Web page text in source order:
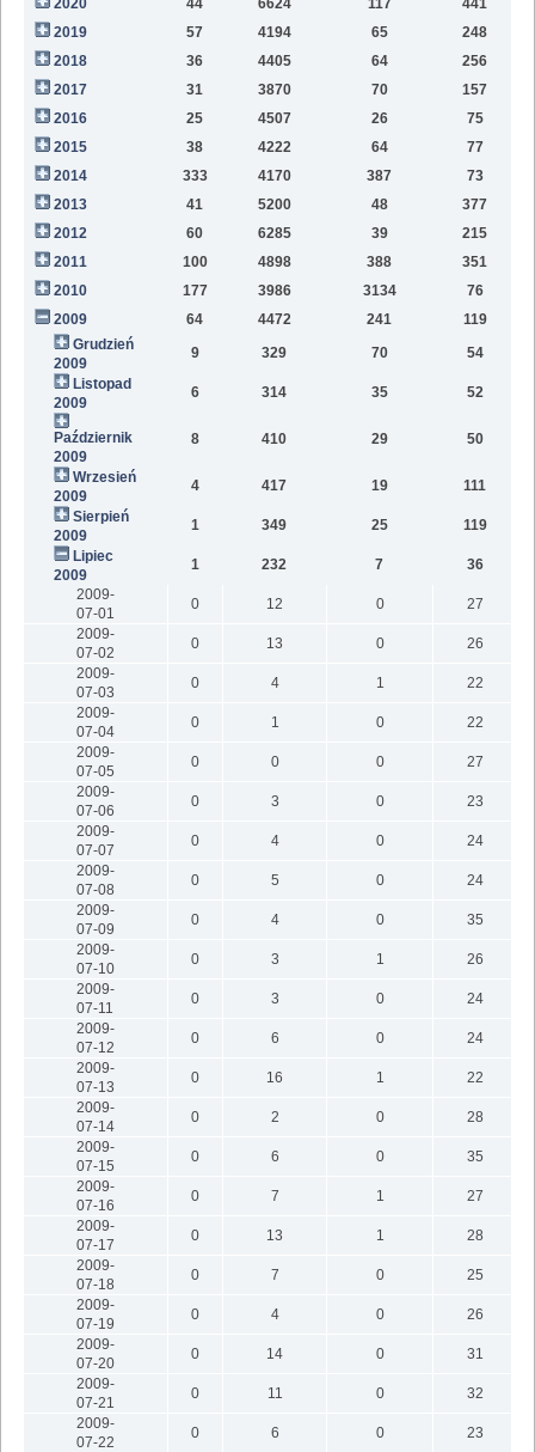
2019
57 4194 65 248
2018
36 4405 64 256
2017
31 3870 70
157
2016
25 4507 26
75
2015
38 4222 64
77
2014
333 4170 387
73
2013
41 5200 48
377
2012
60 6285 39
215
2011
100 4898 388
351
2010
177 3986 3134
76
2009
64 4472 241
119
Grudzień
2009
9 329 70
54
Listopad
2009
6 314 35 52
Październik
2009
8 410 29 50
Wrzesień
2009
4 417 19
111
Sierpień
2009
1 349 25
119
Lipiec
2009
1 232 7
36
2009-
07-01
0 12 0
27
2009-
07-02
0 13 0
26
2009-
07-03
0 4 1
22
2009-
07-04
0 1 0
22
2009-
07-05
0 0 0
27
2009-
07-06
0 3 0
23
2009-
07-07
0 4 0
24
2009-
07-08
0 5 0
24
2009-
07-09
0 4 0
35
2009-
07-10
0 3 1
26
2009-
07-11
0 3 0
24
2009-
07-12
0 6 0
24
2009-
07-13
0 16 1
22
2009-
07-14
0 2 0
28
2009-
07-15
0 6 0
35
2009-
07-16
0 7 1
27
2009-
07-17
0 13 1
28
2009-
07-18
0 7 0
25
2009-
07-19
0 4 0
26
2009-
07-20
0 14 0
31
2009-
07-21
0 11 0
32
2009-
07-22
0 6 0
23